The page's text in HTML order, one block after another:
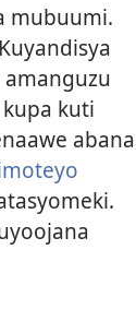
mubuumi.
kuti
abana